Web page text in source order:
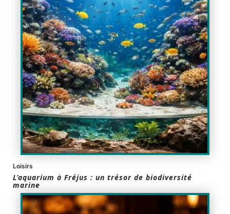
Loisirs
L’aquarium à Fréjus : un trésor de biodiversité
marine